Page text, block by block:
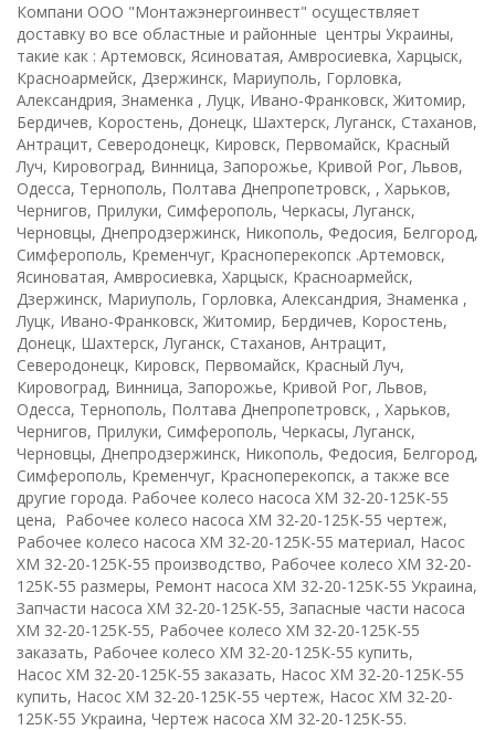
Компани ООО "Монтажэнергоинвест" осуществляет
доставку во все областные и районные центры Украины,
такие как : Артемовск, Ясиноватая, Амвросиевка, Харцыск,
Красноармейск, Дзержинск, Мариуполь, Горловка,
Александрия, Знаменка , Луцк, Ивано-Франковск, Житомир,
Бердичев, Коростень, Донецк, Шахтерск, Луганск, Стаханов,
Антрацит, Северодонецк, Кировск, Первомайск, Красный
Луч, Кировоград, Винница, Запорожье, Кривой Рог, Львов,
Одесса, Тернополь, Полтава Днепропетровск, , Харьков,
Чернигов, Прилуки, Симферополь, Черкасы, Луганск,
Черновцы, Днепродзержинск, Никополь, Федосия, Белгород,
Симферополь, Кременчуг, Красноперекопск .Артемовск,
Ясиноватая, Амвросиевка, Харцыск, Красноармейск,
Дзержинск, Мариуполь, Горловка, Александрия, Знаменка ,
Луцк, Ивано-Франковск, Житомир, Бердичев, Коростень,
Донецк, Шахтерск, Луганск, Стаханов, Антрацит,
Северодонецк, Кировск, Первомайск, Красный Луч,
Кировоград, Винница, Запорожье, Кривой Рог, Львов,
Одесса, Тернополь, Полтава Днепропетровск, , Харьков,
Чернигов, Прилуки, Симферополь, Черкасы, Луганск,
Черновцы, Днепродзержинск, Никополь, Федосия, Белгород,
Симферополь, Кременчуг, Красноперекопск, а также все
другие города. Рабочее колесо насоса ХМ 32-20-125К-55
цена, Рабочее колесо насоса ХМ 32-20-125К-55 чертеж,
Рабочее колесо насоса ХМ 32-20-125К-55 материал, Насос
ХМ 32-20-125К-55 производство, Рабочее колесо ХМ 32-20-
125К-55 размеры, Ремонт насоса ХМ 32-20-125К-55 Украина,
Запчасти насоса ХМ 32-20-125К-55, Запасные части насоса
ХМ 32-20-125К-55, Рабочее колесо ХМ 32-20-125К-55
заказать, Рабочее колесо ХМ 32-20-125К-55 купить,
Насос ХМ 32-20-125К-55 заказать, Насос ХМ 32-20-125К-55
купить, Насос ХМ 32-20-125К-55 чертеж, Насос ХМ 32-20-
125К-55 Украина, Чертеж насоса ХМ 32-20-125К-55.